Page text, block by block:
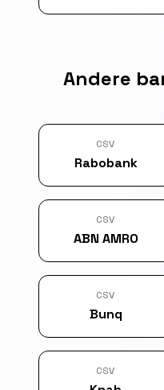
Andere
CSV
Rabobank
CSV
ABN AMRO
CSV
Bunq
CSV